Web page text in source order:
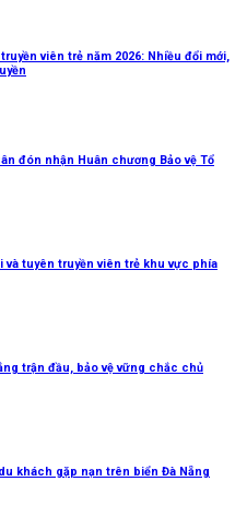
viên trẻ năm 2026: Nhiều đổi mới,
đón nhận Huân chương Bảo vệ Tổ
và tuyên truyền viên trẻ khu vực phía
trận đầu, bảo vệ vững chắc chủ
khách gặp nạn trên biển Đà Nẵng